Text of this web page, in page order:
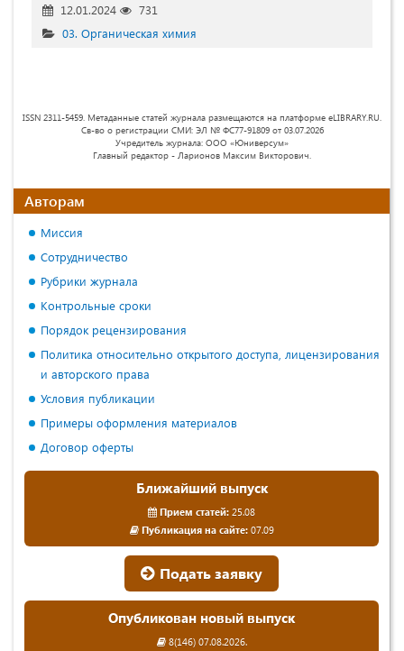
12.01.2024
731
03. Органическая химия
ISSN 2311-5459. Метаданные статей журнала размещаются на платформе eLIBRARY.RU.
Св-во о регистрации СМИ: ЭЛ № ФС77-91809 от 03.07.2026
Учредитель журнала: ООО «Юниверсум»
Главный редактор - Ларионов Максим Викторович.
Авторам
Миссия
Сотрудничество
Рубрики журнала
Контрольные сроки
Порядок рецензирования
Политика относительно открытого доступа, лицензирования
и авторского права
Условия публикации
Примеры оформления материалов
Договор оферты
Ближайший выпуск
Прием статей: 25.08
Публикация на сайте:07.09
Подать заявку
Опубликован новый выпуск
8(146) 07.08.2026.